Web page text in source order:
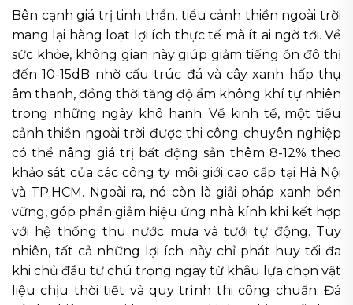
Bên cạnh giá trị tinh thần, tiểu cảnh thiền ngoài trời
mang lại hàng loạt lợi ích thực tế mà ít ai ngờ tới. Về
sức khỏe, không gian này giúp giảm tiếng ồn đô thị
đến 10-15dB nhờ cấu trúc đá và cây xanh hấp thụ
âm thanh, đồng thời tăng độ ẩm không khí tự nhiên
trong những ngày khô hanh. Về kinh tế, một tiểu
cảnh thiền ngoài trời được thi công chuyên nghiệp
có thể nâng giá trị bất động sản thêm 8-12% theo
khảo sát của các công ty môi giới cao cấp tại Hà Nội
và TP.HCM. Ngoài ra, nó còn là giải pháp xanh bền
vững, góp phần giảm hiệu ứng nhà kính khi kết hợp
với hệ thống thu nước mưa và tưới tự động. Tuy
nhiên, tất cả những lợi ích này chỉ phát huy tối đa
khi chủ đầu tư chú trọng ngay từ khâu lựa chọn vật
liệu chịu thời tiết và quy trình thi công chuẩn. Đá